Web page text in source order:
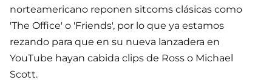
norteamericano reponen sitcoms clásicas como
'The Office' o 'Friends', por lo que ya estamos
rezando para que en su nueva lanzadera en
YouTube hayan cabida clips de Ross o Michael
Scott.